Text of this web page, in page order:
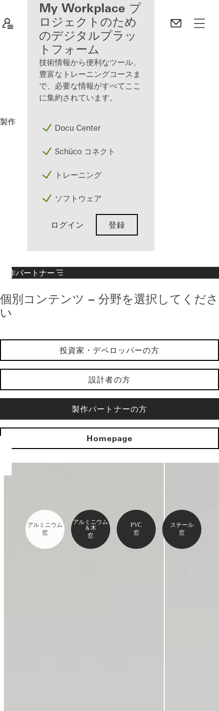
登録ファブリケー
ターのメリット
Discover
My
Workplace
My Workplace プ
ロジェクトのため
のデジタルプラッ
トフォーム
技術情報から便利なツール、
豊富なトレーニングコースま
で、必要な情報がすべてここ
に集約されています。
Docu Center
Schüco コネクト
トレーニング
ソフトウェア
ログイン 登録
製作パートナーの方
製作パートナー
個別コンテンツ – 分野を選択してくださ
い
投資家・デベロッパーの方
設計者の方
製作パートナーの方
Homepage
アルミニウム
窓
アルミニウム
＆木
窓
PVC
窓
スチール
窓